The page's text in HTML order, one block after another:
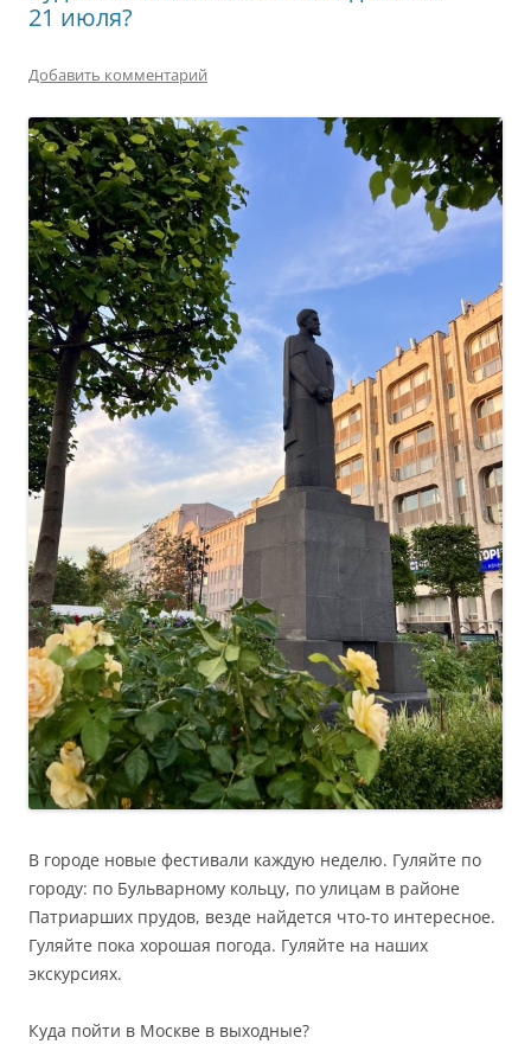
21 июля?
Добавить комментарий
В городе новые фестивали каждую неделю. Гуляйте по
городу: по Бульварному кольцу, по улицам в районе
Патриарших прудов, везде найдется что-то интересное.
Гуляйте пока хорошая погода. Гуляйте на наших
экскурсиях.
Куда пойти в Москве в выходные?